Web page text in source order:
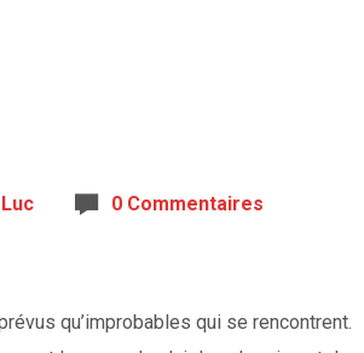
Luc 0 Commentaires
qu’improbables qui se rencontrent.